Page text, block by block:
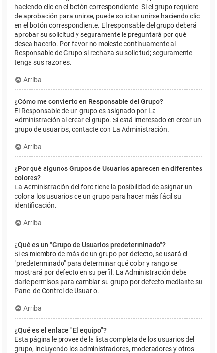
haciendo clic en el botón correspondiente. Si el grupo requiere
de aprobación para unirse, puede solicitar unirse haciendo clic
en el botón correspondiente. El responsable del grupo deberá
aprobar su solicitud y seguramente le preguntará por qué
desea hacerlo. Por favor no moleste continuamente al
Responsable de Grupo si rechaza su solicitud; seguramente
tenga sus razones.
Arriba
¿Cómo me convierto en Responsable del Grupo?
El Responsable de un grupo es asignado por La
Administración al crear el grupo. Si está interesado en crear un
grupo de usuarios, contacte con La Administración.
Arriba
¿Por qué algunos Grupos de Usuarios aparecen en diferentes
colores?
La Administración del foro tiene la posibilidad de asignar un
color a los usuarios de un grupo para hacer más fácil su
identificación.
Arriba
¿Qué es un "Grupo de Usuarios predeterminado"?
Si es miembro de más de un grupo por defecto, se usará el
"predeterminado" para determinar qué color y rango se
mostrará por defecto en su perfil. La Administración debe
darle permisos para cambiar su grupo por defecto mediante su
Panel de Control de Usuario.
Arriba
¿Qué es el enlace "El equipo"?
Esta página le provee de la lista completa de los usuarios del
grupo, incluyendo los administradores, moderadores y otros